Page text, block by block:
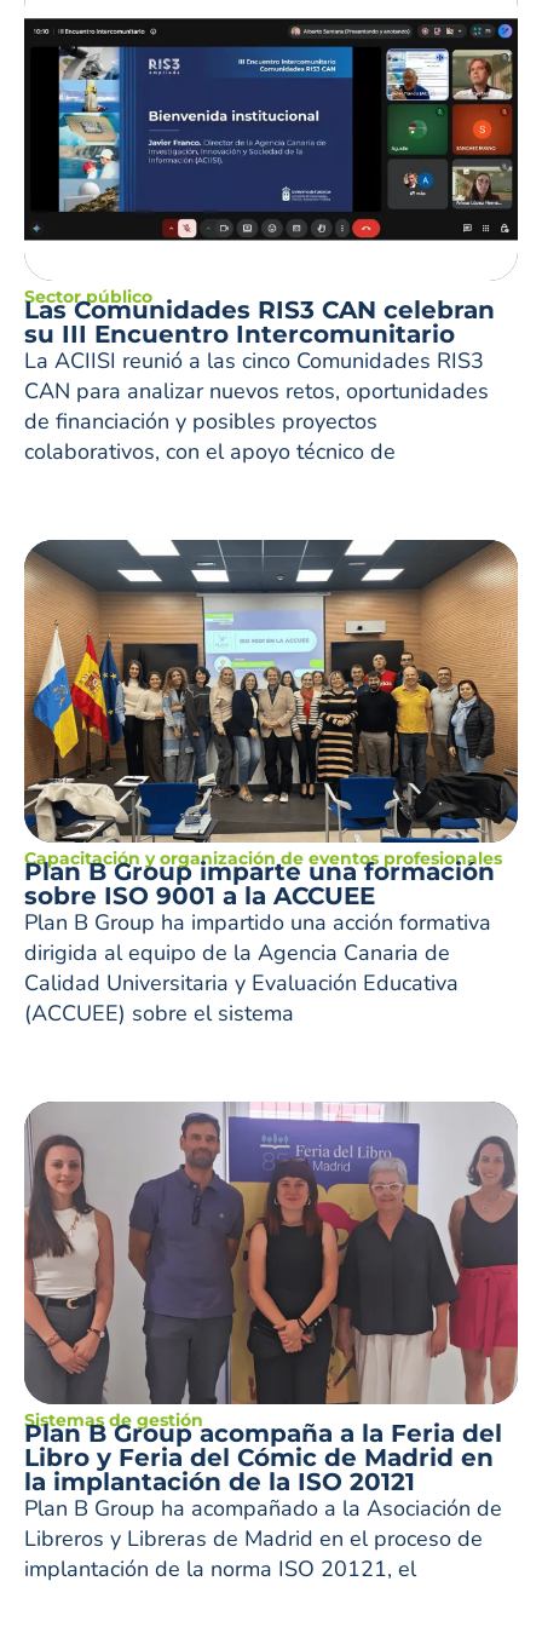
Sector público
Las Comunidades RIS3 CAN celebran
su III Encuentro Intercomunitario
La ACIISI reunió a las cinco Comunidades RIS3
CAN para analizar nuevos retos, oportunidades
de financiación y posibles proyectos
colaborativos, con el apoyo técnico de
Capacitación y organización de eventos profesionales
Plan B Group imparte una formación
sobre ISO 9001 a la ACCUEE
Plan B Group ha impartido una acción formativa
dirigida al equipo de la Agencia Canaria de
Calidad Universitaria y Evaluación Educativa
(ACCUEE) sobre el sistema
Sistemas de gestión
Plan B Group acompaña a la Feria del
Libro y Feria del Cómic de Madrid en
la implantación de la ISO 20121
Plan B Group ha acompañado a la Asociación de
Libreros y Libreras de Madrid en el proceso de
implantación de la norma ISO 20121, el